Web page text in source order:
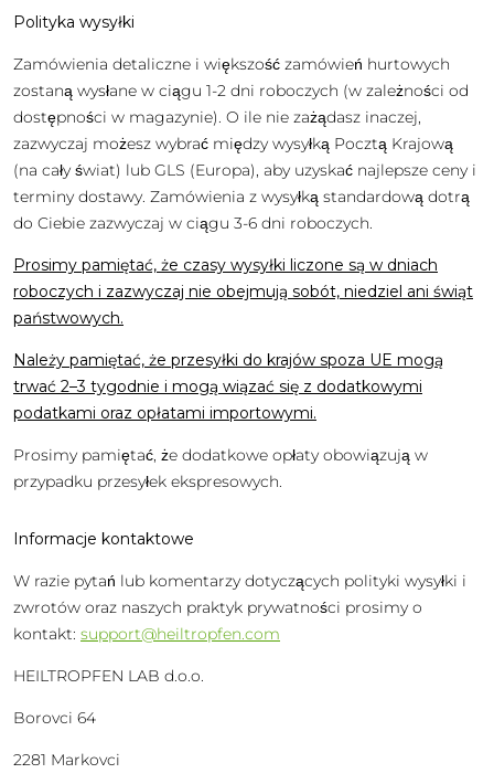
Polityka wysyłki
Zamówienia detaliczne i większość zamówień hurtowych
zostaną wysłane w ciągu 1-2 dni roboczych (w zależności od
dostępności w magazynie). O ile nie zażądasz inaczej,
zazwyczaj możesz wybrać między wysyłką Pocztą Krajową
(na cały świat) lub GLS (Europa), aby uzyskać najlepsze ceny i
terminy dostawy. Zamówienia z wysyłką standardową dotrą
do Ciebie zazwyczaj w ciągu 3-6 dni roboczych.
Prosimy pamiętać, że czasy wysyłki liczone są w dniach
roboczych i zazwyczaj nie obejmują sobót, niedziel ani świąt
państwowych.
Należy pamiętać, że przesyłki do krajów spoza UE mogą
trwać 2–3 tygodnie i mogą wiązać się z dodatkowymi
podatkami oraz opłatami importowymi.
Prosimy pamiętać, że dodatkowe opłaty obowiązują w
przypadku przesyłek ekspresowych.
Informacje kontaktowe
W razie pytań lub komentarzy dotyczących polityki wysyłki i
zwrotów oraz naszych praktyk prywatności prosimy o
kontakt: support@heiltropfen.com
HEILTROPFEN LAB d.o.o.
Borovci 64
2281 Markovci